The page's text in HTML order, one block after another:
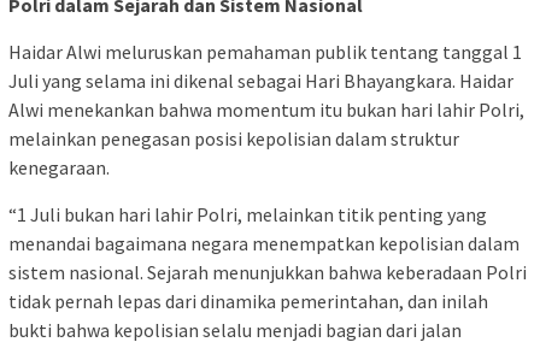
Haidar Alwi meluruskan pemahaman publik tentang tanggal 1
Juli yang selama ini dikenal sebagai Hari Bhayangkara. Haidar
Alwi menekankan bahwa momentum itu bukan hari lahir Polri,
melainkan penegasan posisi kepolisian dalam struktur
kenegaraan.
“1 Juli bukan hari lahir Polri, melainkan titik penting yang
menandai bagaimana negara menempatkan kepolisian dalam
sistem nasional. Sejarah menunjukkan bahwa keberadaan Polri
tidak pernah lepas dari dinamika pemerintahan, dan inilah
bukti bahwa kepolisian selalu menjadi bagian dari jalan